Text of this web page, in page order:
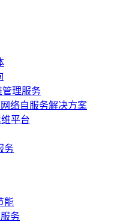
理服务
网络自服务解决方案
平台
务
能
务